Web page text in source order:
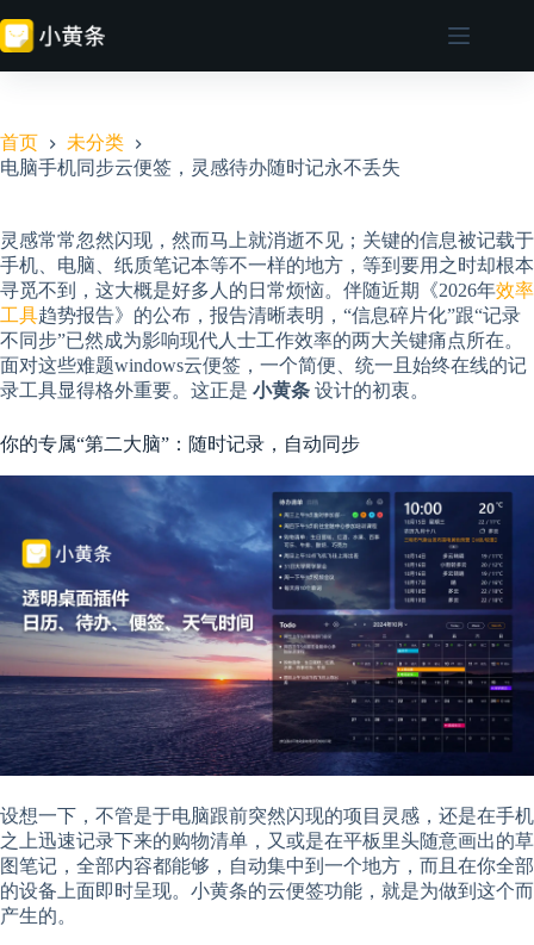
至
首页
未分类
电脑手机同步云便签，灵感待办随时记永不丢失
灵感常常忽然闪现，然而马上就消逝不见；关键的信息被记载于
手机、电脑、纸质笔记本等不一样的地方，等到要用之时却根本
寻觅不到，这大概是好多人的日常烦恼。伴随近期《2026年效率
工具趋势报告》的公布，报告清晰表明，“信息碎片化”跟“记录
不同步”已然成为影响现代人士工作效率的两大关键痛点所在。
面对这些难题windows云便签，一个简便、统一且始终在线的记
录工具显得格外重要。这正是 小黄条 设计的初衷。
你的专属“第二大脑”：随时记录，自动同步
设想一下，不管是于电脑跟前突然闪现的项目灵感，还是在手机
之上迅速记录下来的购物清单，又或是在平板里头随意画出的草
图笔记，全部内容都能够，自动集中到一个地方，而且在你全部
的设备上面即时呈现。小黄条的云便签功能，就是为做到这个而
产生的。